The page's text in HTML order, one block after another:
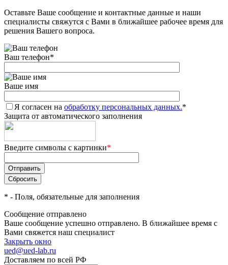
Оставьте Ваше сообщение и контактные данные и наши
специалисты свяжутся с Вами в ближайшее рабочее время для
решения Вашего вопроса.
Ваш телефон*
Ваше имя
Я согласен на обработку персональных данных.*
Защита от автоматического заполнения
Введите символы с картинки*
* - Поля, обязательные для заполнения
Сообщение отправлено
Ваше сообщение успешно отправлено. В ближайшее время с
Вами свяжется наш специалист
Закрыть окно
ued@ued-lab.ru
Доставляем по всей РФ